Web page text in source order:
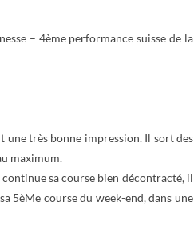
– 4ème performance suisse de la
une très bonne impression. Il sort des
maximum.
sa course bien décontracté, il
5èMe course du week-end, dans une